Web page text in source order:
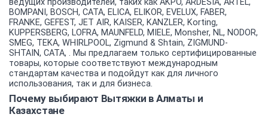
ведущих производителей, таких как AKPO, ARDESIA, ARTEL,
BOMPANI, BOSCH, CATA, ELICA, ELIKOR, EVELUX, FABER,
FRANKE, GEFEST, JET AIR, KAISER, KANZLER, Korting,
KUPPERSBERG, LOFRA, MAUNFELD, MIELE, Monsher, NL, NODOR,
SMEG, TEKA, WHIRLPOOL, Zigmund & Shtain, ZIGMUND-
SHTAIN, СATA, . Мы предлагаем только сертифицированные
товары, которые соответствуют международным
стандартам качества и подойдут как для личного
использования, так и для бизнеса.
Почему выбирают Вытяжки в Алматы и
Казахстане